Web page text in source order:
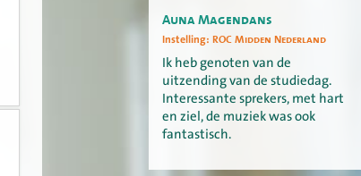
Auna Magendans
Instelling: ROC Midden Nederland
Ik heb genoten van de
uitzending van de studiedag.
Interessante sprekers, met hart
en ziel, de muziek was ook
fantastisch.